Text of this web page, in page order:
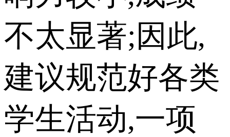
不太显著;因此,
建议规范好各类
学生活动,一项